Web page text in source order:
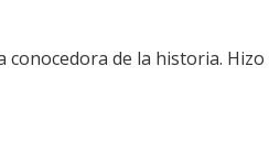
de la historia.